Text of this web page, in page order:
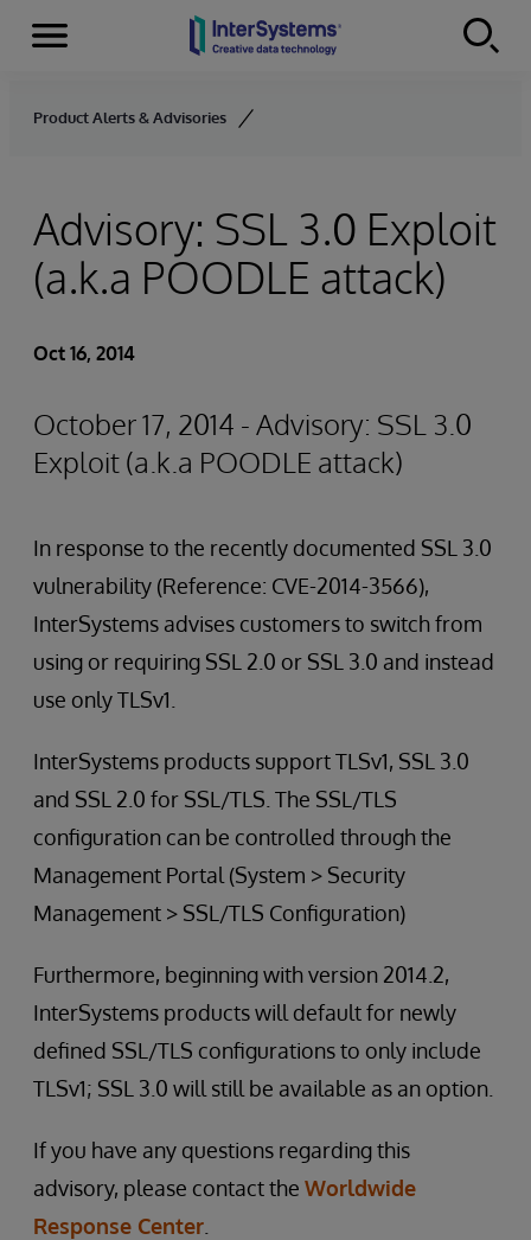
Skip to content
Menu
Product Alerts & Advisories
Advisory: SSL 3.0 Exploit
(a.k.a POODLE attack)
Oct 16, 2014
October 17, 2014 - Advisory: SSL 3.0
Exploit (a.k.a POODLE attack)
In response to the recently documented SSL 3.0
vulnerability (Reference: CVE-2014-3566),
InterSystems advises customers to switch from
using or requiring SSL 2.0 or SSL 3.0 and instead
use only TLSv1.
InterSystems products support TLSv1, SSL 3.0
and SSL 2.0 for SSL/TLS. The SSL/TLS
configuration can be controlled through the
Management Portal (System > Security
Management > SSL/TLS Configuration)
Furthermore, beginning with version 2014.2,
InterSystems products will default for newly
defined SSL/TLS configurations to only include
TLSv1; SSL 3.0 will still be available as an option.
If you have any questions regarding this
advisory, please contact the Worldwide
Response Center